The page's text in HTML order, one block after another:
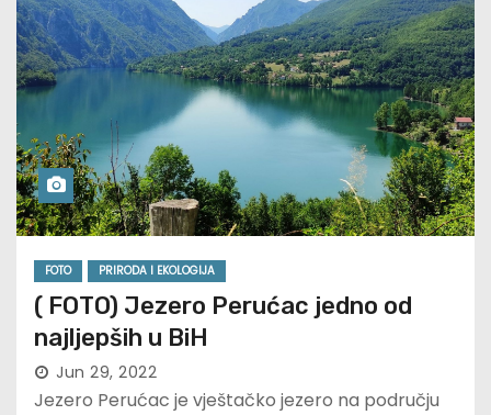
FOTO PRIRODA I EKOLOGIJA
( FOTO) Jezero Perućac jedno od
najljepših u BiH
Jun 29, 2022
Jezero Perućac je vještačko jezero na području